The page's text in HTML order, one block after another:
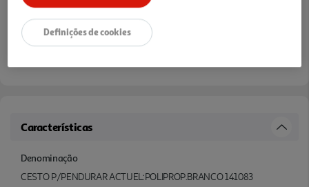
Características
Denominação
CESTO P/PENDURAR ACTUEL:POLIPROP.BRANCO 141083
Definições de cookies